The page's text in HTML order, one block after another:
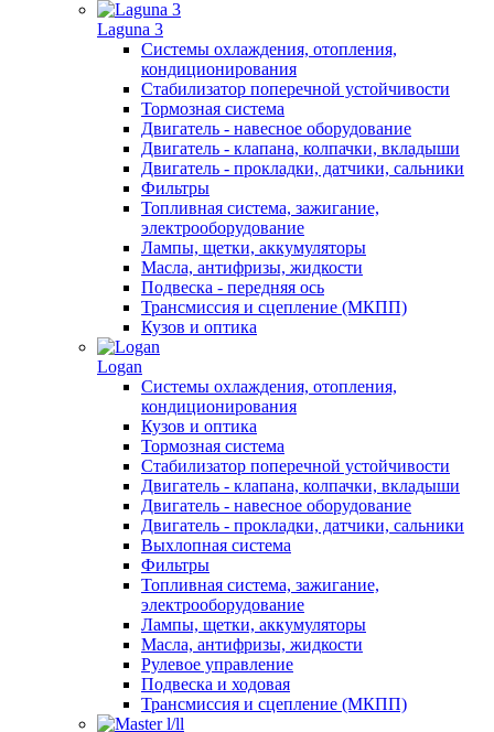
Laguna 3
Системы охлаждения, отопления,
кондиционирования
Стабилизатор поперечной устойчивости
Тормозная система
Двигатель - навесное оборудование
Двигатель - клапана, колпачки, вкладыши
Двигатель - прокладки, датчики, сальники
Фильтры
Топливная система, зажигание,
электрооборудование
Лампы, щетки, аккумуляторы
Масла, антифризы, жидкости
Подвеска - передняя ось
Трансмиссия и сцепление (МКПП)
Кузов и оптика
Logan
Системы охлаждения, отопления,
кондиционирования
Кузов и оптика
Тормозная система
Стабилизатор поперечной устойчивости
Двигатель - клапана, колпачки, вкладыши
Двигатель - навесное оборудование
Двигатель - прокладки, датчики, сальники
Выхлопная система
Фильтры
Топливная система, зажигание,
электрооборудование
Лампы, щетки, аккумуляторы
Масла, антифризы, жидкости
Рулевое управление
Подвеска и ходовая
Трансмиссия и сцепление (МКПП)